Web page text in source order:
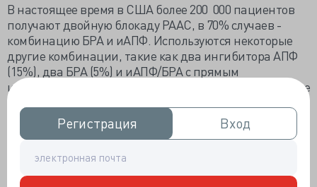
Регистрация
Регистрация Вход
Вход
В настоящее время в США более 200 000 пациентов
получают двойную блокаду РААС, в 70% случаев -
комбинацию БРА и иАПФ. Используются некоторые
другие комбинации, такие как два ингибитора АПФ
(15%), два БРА (5%) и иАПФ/БРА с прямым
ингибитором ренина – алискиреном (8%). При этом не
были определены долгосрочная эффективность и
безопасность двойной блокады РААС.
Настоящее исследование было посвящено сравнению
долгосрочной эффективности и токсичности